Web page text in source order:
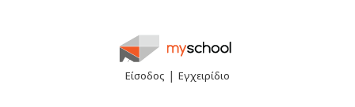
Είσοδος | Εγχειρίδιο